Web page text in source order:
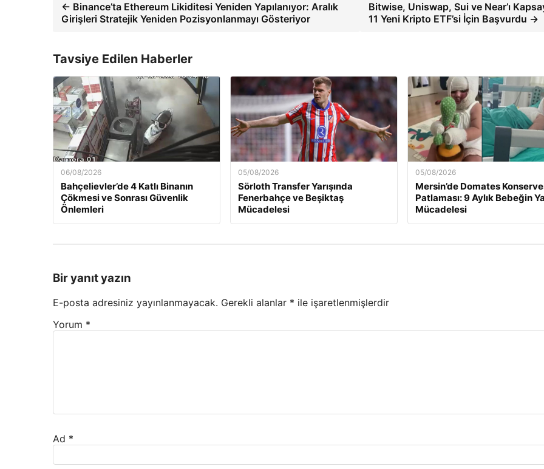
← Binance’ta Ethereum Likiditesi Yeniden Yapılanıyor: Aralık
Girişleri Stratejik Yeniden Pozisyonlanmayı Gösteriyor
Bitwise, Uniswap, Sui ve Near’ı
11 Yeni Kripto ETF’si İçin Başvurdu →
Tavsiye Edilen Haberler
06/08/2026
Bahçelievler’de 4 Katlı Binanın
Çökmesi ve Sonrası Güvenlik
Önlemleri
05/08/2026
Sörloth Transfer Yarışında
Fenerbahçe ve Beşiktaş
Mücadelesi
05/08/2026
Mersin’de Domates
Patlaması: 9 Aylık Bebeğin
Mücadelesi
Bir yanıt yazın
E-posta adresiniz yayınlanmayacak. Gerekli alanlar * ile işaretlenmişlerdir
Yorum *
Ad *